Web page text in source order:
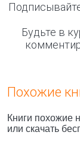
Будьте в
Похожие
Книги похожие
или скачать